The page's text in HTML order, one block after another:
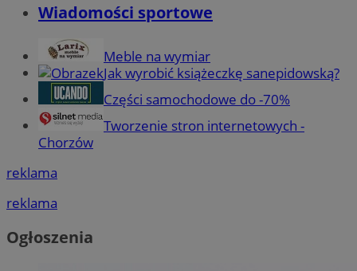
Wiadomości sportowe
Meble na wymiar
Jak wyrobić książeczkę sanepidowską?
Części samochodowe do -70%
Tworzenie stron internetowych -
Chorzów
reklama
reklama
Ogłoszenia